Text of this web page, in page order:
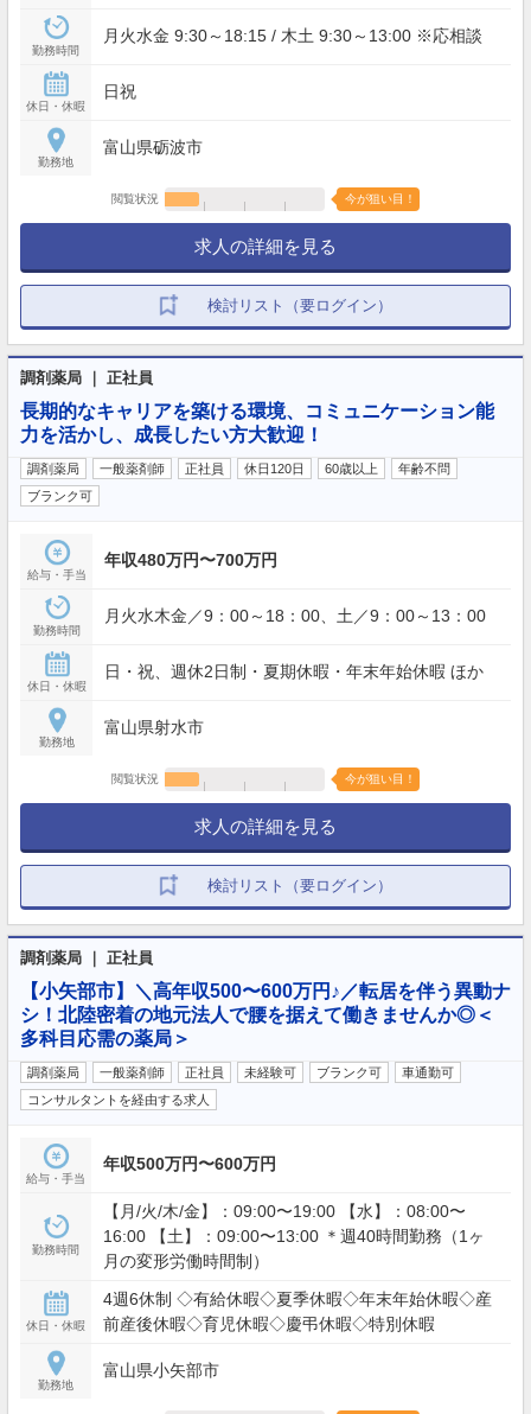
勤務時間
月火水金 9:30～18:15 / 木土 9:30～13:00 ※応相談
休日・休暇
日祝
勤務地
富山県砺波市
閲覧状況 今が狙い目！
求人の詳細を見る
検討リスト（要ログイン）
調剤薬局 ｜ 正社員
長期的なキャリアを築ける環境、コミュニケーション能
力を活かし、成長したい方大歓迎！
調剤薬局 一般薬剤師 正社員 休日120日 60歳以上
年齢不問
ブランク可
給与・手当
年収480万円〜700万円
勤務時間
月火水木金／9：00～18：00、土／9：00～13：00
休日・休暇
日・祝、週休2日制・夏期休暇・年末年始休暇 ほか
勤務地
富山県射水市
閲覧状況 今が狙い目！
求人の詳細を見る
検討リスト（要ログイン）
調剤薬局 ｜ 正社員
【小矢部市】＼高年収500〜600万円♪／転居を伴う異動ナ
シ！北陸密着の地元法人で腰を据えて働きませんか◎＜
多科目応需の薬局＞
調剤薬局 一般薬剤師 正社員 未経験可 ブランク可
車通勤可
コンサルタントを経由する求人
給与・手当
年収500万円〜600万円
勤務時間
【月/火/木/金】：09:00〜19:00 【水】：08:00〜
16:00 【土】：09:00〜13:00 ＊週40時間勤務（1ヶ
月の変形労働時間制）
休日・休暇
4週6休制 ◇有給休暇◇夏季休暇◇年末年始休暇◇産
前産後休暇◇育児休暇◇慶弔休暇◇特別休暇
勤務地
富山県小矢部市